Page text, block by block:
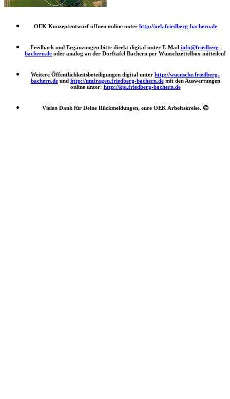
OEK Konzeptentwurf öffnen online unter http://oek.friedberg-bachern.de
Feedback und Ergänzungen bitte direkt digital unter E-Mail info@friedberg-
bachern.de oder analog an der Dorftafel Bachern per Wunschzettelbox mitteilen!
Weitere Öffentlichkeitsbeteiligungen digital unter http://wuensche.friedberg-
bachern.deund http://umfragen.friedberg-bachern.de mit den Auswertungen
online unter: http://kpi.friedberg-bachern.de
Vielen Dank für Deine Rückmeldungen, eure OEK Arbeitskreise. 😊